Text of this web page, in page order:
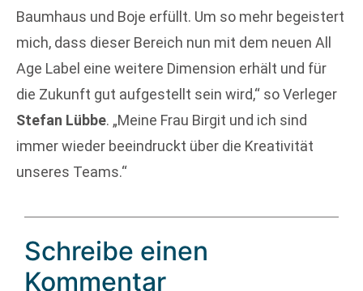
Baumhaus und Boje erfüllt. Um so mehr begeistert
mich, dass dieser Bereich nun mit dem neuen All
Age Label eine weitere Dimension erhält und für
die Zukunft gut aufgestellt sein wird,“ so Verleger
Stefan Lübbe. „Meine Frau Birgit und ich sind
immer wieder beeindruckt über die Kreativität
unseres Teams.“
Schreibe einen
Kommentar